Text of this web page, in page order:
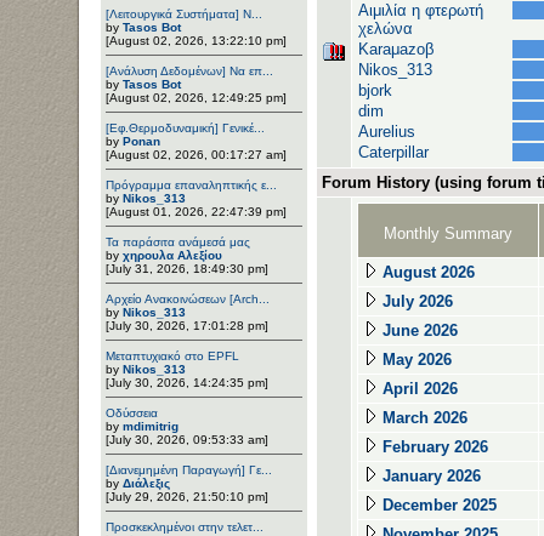
[Λειτουργικά Συστήματα] Ν...
by Tasos Bot
[August 02, 2026, 13:22:10 pm]
[Ανάλυση Δεδομένων] Να επ...
by Tasos Bot
[August 02, 2026, 12:49:25 pm]
[Εφ.Θερμοδυναμική] Γενικέ...
by Ponan
[August 02, 2026, 00:17:27 am]
Πρόγραμμα επαναληπτικής ε...
by Nikos_313
[August 01, 2026, 22:47:39 pm]
Τα παράσιτα ανάμεσά μας
by χηρουλα Αλεξίου
[July 31, 2026, 18:49:30 pm]
Αρχείο Ανακοινώσεων [Arch...
by Nikos_313
[July 30, 2026, 17:01:28 pm]
Μεταπτυχιακό στο EPFL
by Nikos_313
[July 30, 2026, 14:24:35 pm]
Οδύσσεια
by mdimitrig
[July 30, 2026, 09:53:33 am]
[Διανεμημένη Παραγωγή] Γε...
by Διάλεξις
[July 29, 2026, 21:50:10 pm]
Προσκεκλημένοι στην τελετ...
Αιμιλία η φτερωτή
χελώνα
Karaμazoβ
Nikos_313
bjork
dim
Aurelius
Caterpillar
Forum History (using forum
Monthly Summary
August 2026
July 2026
June 2026
May 2026
April 2026
March 2026
February 2026
January 2026
December 2025